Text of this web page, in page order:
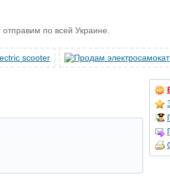
по всей Украине.